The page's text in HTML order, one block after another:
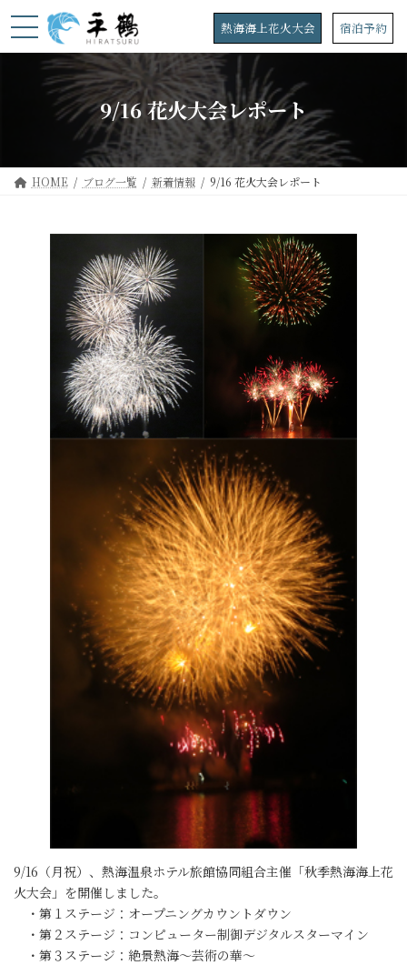
ン
プ
ビ
動
熱海海上花火大会 宿泊予約
9/16 花火大会レポート
HOME ブログ一覧 新着情報 9/16 花火大会レポート
9/16（月祝）、熱海温泉ホテル旅館協同組合主催「秋季熱海海上花
火大会」を開催しました。
・第１ステージ：オープニングカウントダウン
・第２ステージ：コンピューター制御デジタルスターマイン
・第３ステージ：絶景熱海～芸術の華～